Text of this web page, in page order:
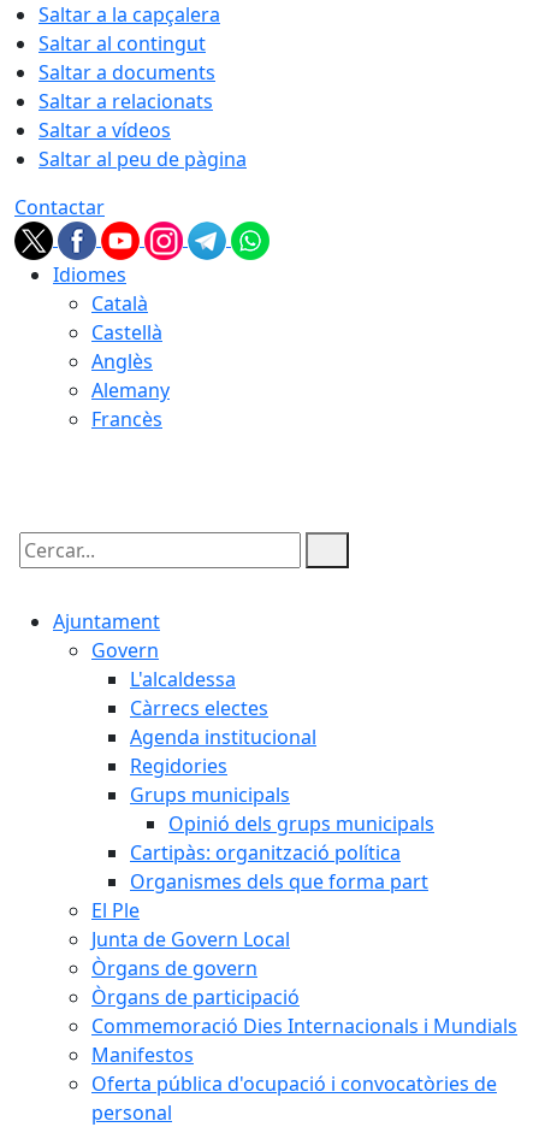
Saltar a la capçalera
Saltar al contingut
Saltar a documents
Saltar a relacionats
Saltar a vídeos
Saltar al peu de pàgina
Contactar
Idiomes
Català
Castellà
Anglès
Alemany
Francès
Cercar:
Ajuntament
Govern
L'alcaldessa
Càrrecs electes
Agenda institucional
Regidories
Grups municipals
Opinió dels grups municipals
Cartipàs: organització política
Organismes dels que forma part
El Ple
Junta de Govern Local
Òrgans de govern
Òrgans de participació
Commemoració Dies Internacionals i Mundials
Manifestos
Oferta pública d'ocupació i convocatòries de
personal